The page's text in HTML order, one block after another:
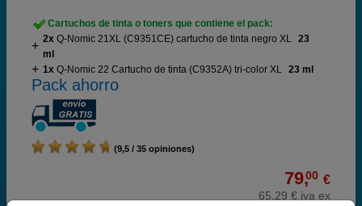
Cartuchos de tinta o toners que contiene el pack:
2x Q-Nomic 21XL (C9351CE) cartucho de tinta negro XL 23
ml
1x Q-Nomic 22 Cartucho de tinta (C9352A) tri-color XL 23 ml
Pack ahorro
(9,5 / 35 opiniones)
79,00 €
65,29 € iva ex